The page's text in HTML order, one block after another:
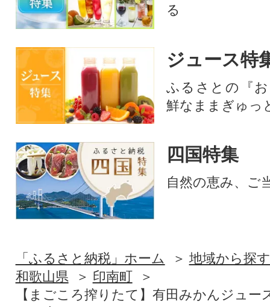
る
ジュース特
ふるさとの『
鮮なままぎゅっ
四国特集
自然の恵み、ご
「ふるさと納税」ホーム
地域から探す
和歌山県
印南町
【まごころ搾りたて】有田みかんジュ